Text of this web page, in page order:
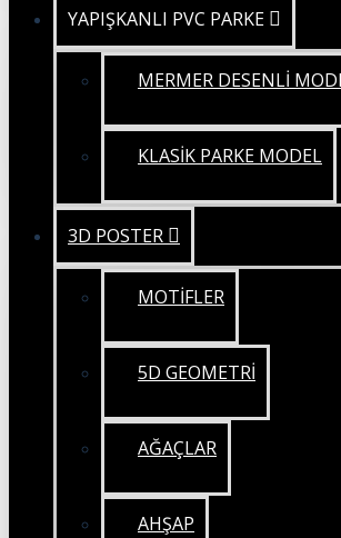
YAPIŞKANLI PVC PARKE
MERMER DESENLİ
KLASİK PARKE MODEL
3D POSTER
MOTİFLER
5D GEOMETRİ
AĞAÇLAR
AHŞAP